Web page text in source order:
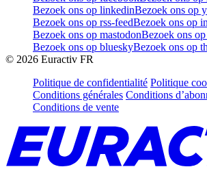
Bezoek ons op linkedinBezoek ons op
Bezoek ons op rss-feedBezoek ons op
Bezoek ons op mastodonBezoek ons
Bezoek ons op blueskyBezoek ons op
© 2026 Euractiv FR
Politique de confidentialité Politique
Conditions générales Conditions
Conditions de vente